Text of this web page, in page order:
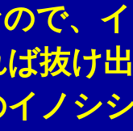
、イ
抜け
ノシ